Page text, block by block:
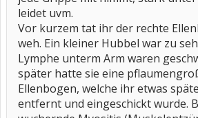
leidet uvm.
Vor kurzem tat ihr der rechte
weh. Ein kleiner Hubbel war zu
Lymphe unterm Arm waren
später hatte sie eine
Ellenbogen, welche ihr etwas
entfernt und eingeschickt wurde.